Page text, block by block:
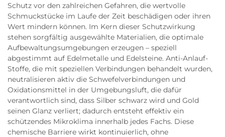
Schutz vor den zahlreichen Gefahren, die wertvolle
Schmuckstücke im Laufe der Zeit beschädigen oder ihren
Wert mindern können. Im Kern dieser Schutzwirkung
stehen sorgfältig ausgewählte Materialien, die optimale
Aufbewaltungsumgebungen erzeugen – speziell
abgestimmt auf Edelmetalle und Edelsteine. Anti-Anlauf-
Stoffe, die mit speziellen Verbindungen behandelt wurden,
neutralisieren aktiv die Schwefelverbindungen und
Oxidationsmittel in der Umgebungsluft, die dafür
verantwortlich sind, dass Silber schwarz wird und Gold
seinen Glanz verliert; dadurch entsteht effektiv ein
schützendes Mikroklima innerhalb jedes Fachs. Diese
chemische Barriere wirkt kontinuierlich, ohne